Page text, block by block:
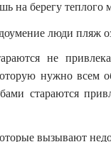
на берегу теплого
не
нужно всем
стараются